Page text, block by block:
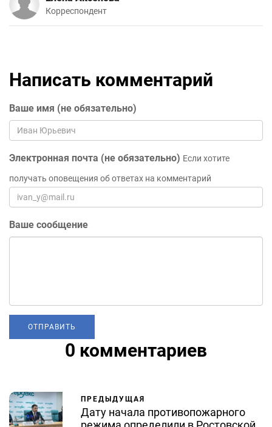
Корреспондент
Написать комментарий
Ваше имя (не обязательно)
Электронная почта (не обязательно) Если хотите
получать оповещения об ответах на комментарий
Ваше сообщение
0 комментариев
ПРЕДЫДУЩАЯ
Дату начала противопожарного